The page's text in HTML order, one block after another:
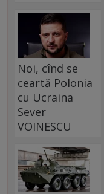
Noi, cînd se
ceartă Polonia
cu Ucraina
Sever
VOINESCU